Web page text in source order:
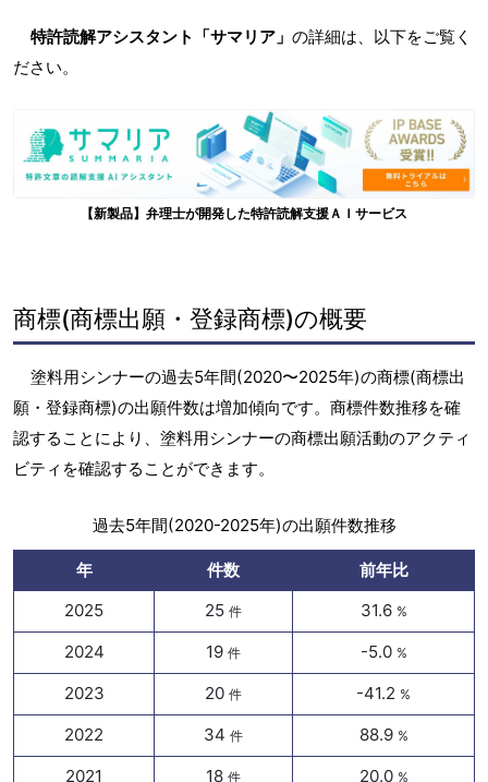
特許読解アシスタント「サマリア」 の詳細は、以下をご覧く
ださい。
【新製品】弁理士が開発した特許読解支援ＡＩサービス
商標(商標出願・登録商標)の概要
塗料用シンナーの過去5年間(2020〜2025年)の商標(商標出
願・登録商標)の出願件数は増加傾向です。商標件数推移を確
認することにより、塗料用シンナーの商標出願活動のアクティ
ビティを確認することができます。
過去5年間(2020-2025年)の出願件数推移
年 件数
前年比
2025
25 件 31.6 %
2024 19 件 -5.0 %
2023 20 件 -41.2 %
2022 34 件 88.9 %
2021 18 件 20.0 %